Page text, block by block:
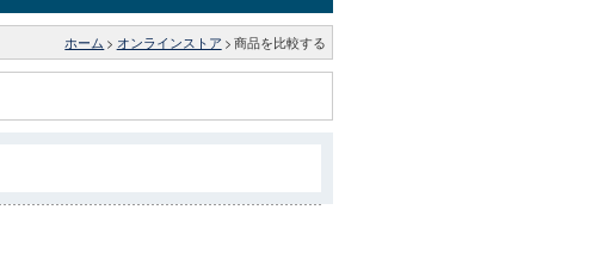
ホーム > オンラインストア > 商品を比較する